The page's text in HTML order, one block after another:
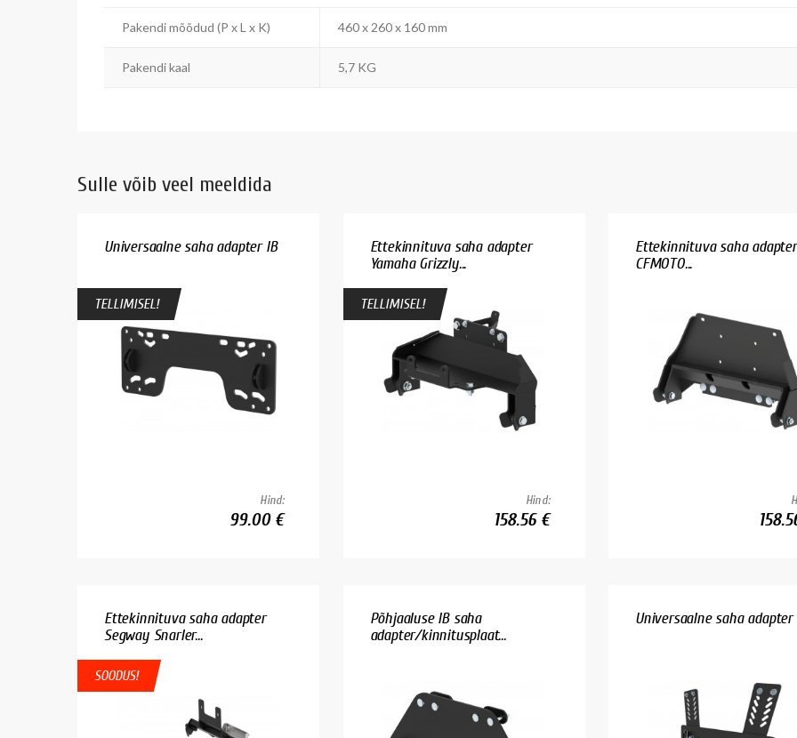
Pakendi mõõdud (P x L x K) 460 x 260 x 160 mm
Pakendi kaal 5,7 KG
Sulle võib veel meeldida
Universaalne saha adapter IB
TELLIMISEL!
Hind:
99.00 €
Ettekinnituva saha adapter
Yamaha Grizzly...
TELLIMISEL!
Hind:
158.56 €
Ettekinnituva saha adapter
CFMOTO...
Ettekinnituva saha adapter
Segway Snarler...
SOODUS!
Põhjaaluse IB saha
adapter/kinnitusplaat...
Universaalne saha adapter